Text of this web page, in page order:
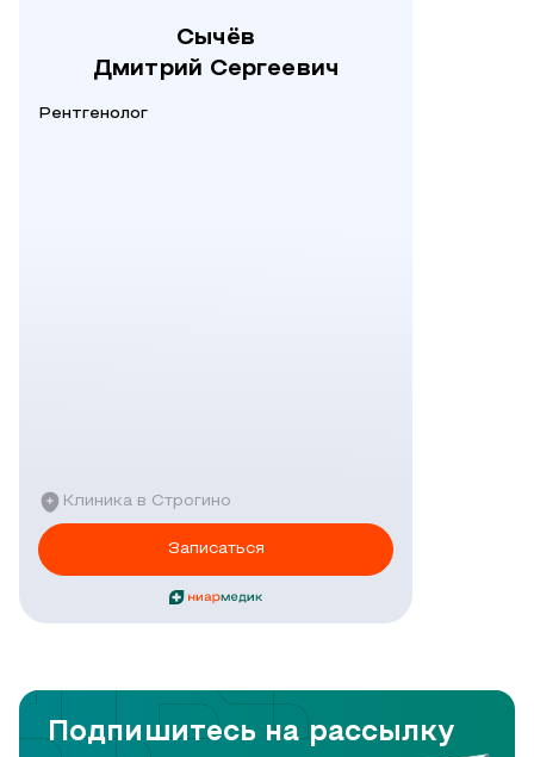
Сычёв
Дмитрий Сергеевич
Рентгенолог
Клиника в Строгино
Записаться
Подпишитесь на рассылку